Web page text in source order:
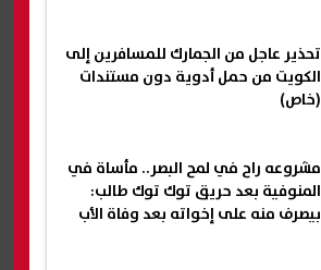
تحذير عاجل من الجمارك للمسافرين إلى
الكويت من حمل أدوية دون مستندات
(خاص)
مشروعه راح في لمح البصر.. مأساة في
المنوفية بعد حريق توك توك طالب:
بيصرف منه على إخواته بعد وفاة الأب